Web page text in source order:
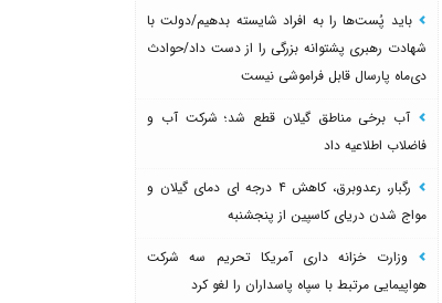
باید پُست‌ها را به افراد شایسته بدهیم/دولت با
شهادت رهبری پشتوانه بزرگی را از دست داد/حوادث
دی‌ماه پارسال قابل فراموشی نیست
آب برخی مناطق گیلان قطع شد؛ شرکت آب و
فاضلاب اطلاعیه داد
رگبار، رعدوبرق، کاهش ۴ درجه ای دمای گیلان و
مواج شدن دریای کاسپین از پنجشنبه
وزارت خزانه داری آمریکا تحریم سه شرکت
هواپیمایی مرتبط با سپاه پاسداران را لغو کرد